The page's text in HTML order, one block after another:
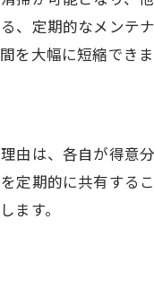
械清掃
、定期的なメンテ
大幅に短縮できま
由は、各自が得意
定期的に共有する
ます。